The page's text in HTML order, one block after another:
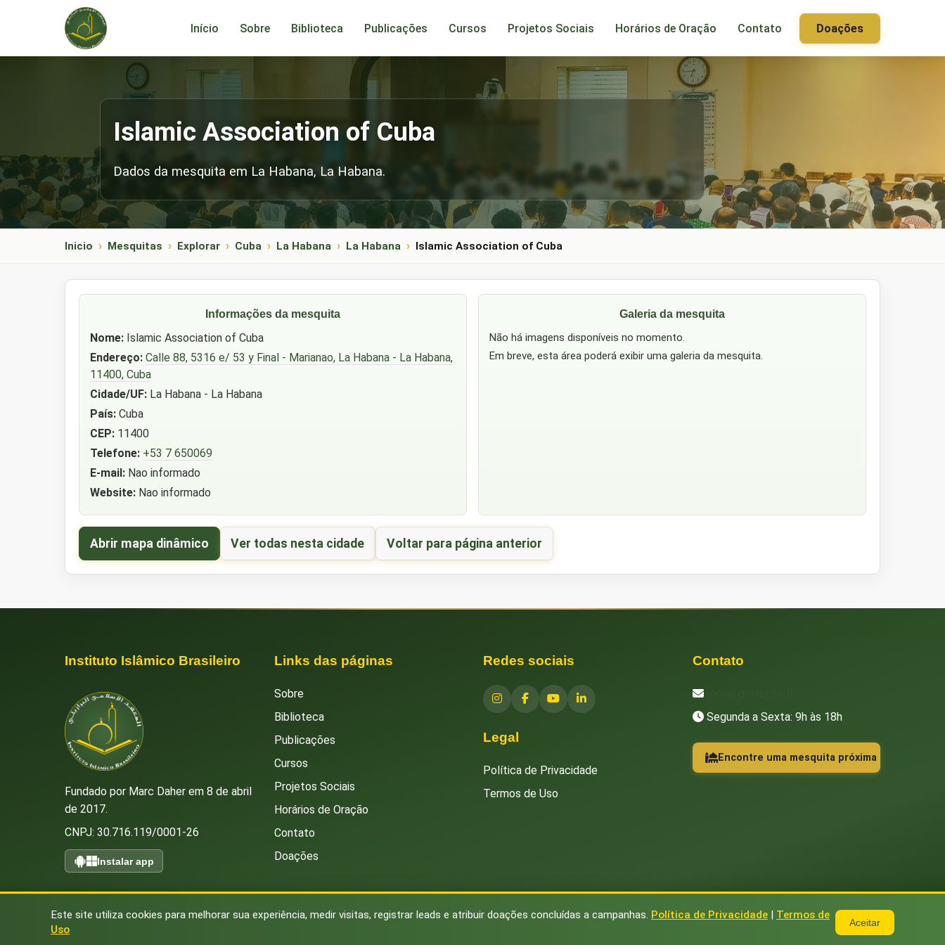
Início Sobre Biblioteca Publicações Cursos Projetos Sociais Horários de Oração Contato Doações
Islamic Association of Cuba
Dados da mesquita em La Habana, La Habana.
Inicio Mesquitas Explorar Cuba La Habana La Habana Islamic Association of Cuba
Informações da mesquita
Nome:Islamic Association of Cuba
Endereço: Calle 88, 5316 e/ 53 y Final - Marianao, La Habana - La Habana,
11400, Cuba
Cidade/UF:La Habana - La Habana
País:Cuba
CEP:11400
Telefone: +53 7 650069
E-mail:Nao informado
Website:Nao informado
Galeria da mesquita
Não há imagens disponíveis no momento.
Em breve, esta área poderá exibir uma galeria da mesquita.
Abrir mapa dinâmico Ver todas nesta cidade Voltar para página anterior
Instituto Islâmico Brasileiro
Fundado por Marc Daher em 8 de abril
de 2017.
CNPJ: 30.716.119/0001-26
Instalar app
Links das páginas
Sobre
Biblioteca
Publicações
Cursos
Projetos Sociais
Horários de Oração
Contato
Doações
Redes sociais
Legal
Política de Privacidade
Termos de Uso
Contato
Segunda a Sexta: 9h às 18h
Encontre uma mesquita próxima
Este site utiliza cookies para melhorar sua experiência, medir visitas, registrar leads e atribuir doações concluídas a campanhas. Política de Privacidade | Termos de
Uso
Aceitar